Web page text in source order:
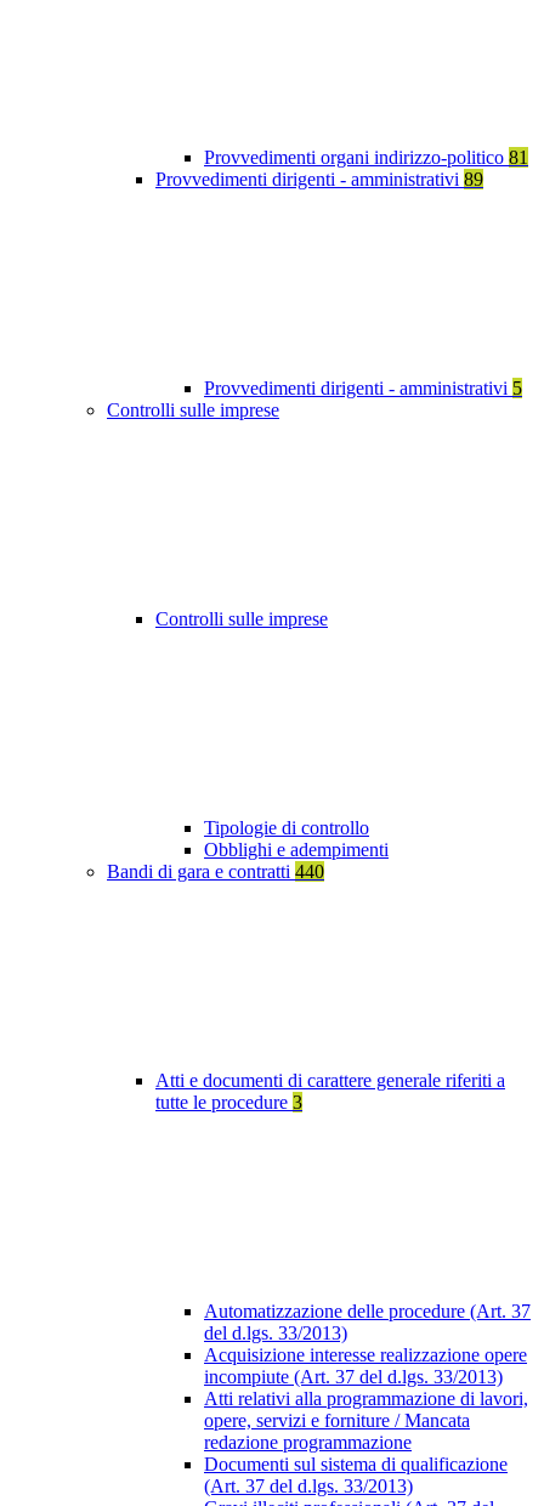
Provvedimenti organi indirizzo-politico 81
Provvedimenti dirigenti - amministrativi 89
Provvedimenti dirigenti - amministrativi 5
Controlli sulle imprese
Controlli sulle imprese
Tipologie di controllo
Obblighi e adempimenti
Bandi di gara e contratti 440
Atti e documenti di carattere generale riferiti a
tutte le procedure 3
Automatizzazione delle procedure (Art. 37
del d.lgs. 33/2013)
Acquisizione interesse realizzazione opere
incompiute (Art. 37 del d.lgs. 33/2013)
Atti relativi alla programmazione di lavori,
opere, servizi e forniture / Mancata
redazione programmazione
Documenti sul sistema di qualificazione
(Art. 37 del d.lgs. 33/2013)